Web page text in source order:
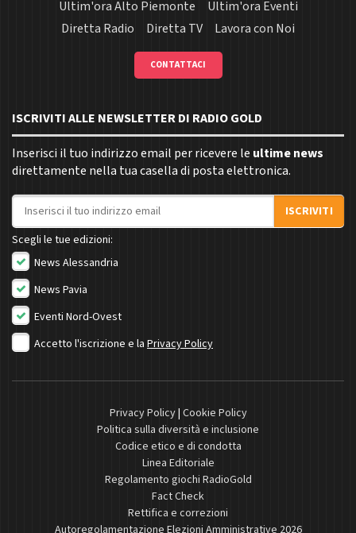
Ultim'ora Alto Piemonte
Ultim'ora Eventi
Diretta Radio
Diretta TV Lavora con Noi
CONTATTACI
ISCRIVITI ALLE NEWSLETTER DI RADIO GOLD
Inserisci il tuo indirizzo email per ricevere le ultime news
direttamente nella tua casella di posta elettronica.
Indirizzo email
ISCRIVITI
Scegli le tue edizioni:
News Alessandria
News Pavia
Eventi Nord-Ovest
Accetto l'iscrizione e la Privacy Policy
Privacy Policy| Cookie Policy
Politica sulla diversità e inclusione
Codice etico e di condotta
Linea Editoriale
Regolamento giochi RadioGold
Fact Check
Rettifica e correzioni